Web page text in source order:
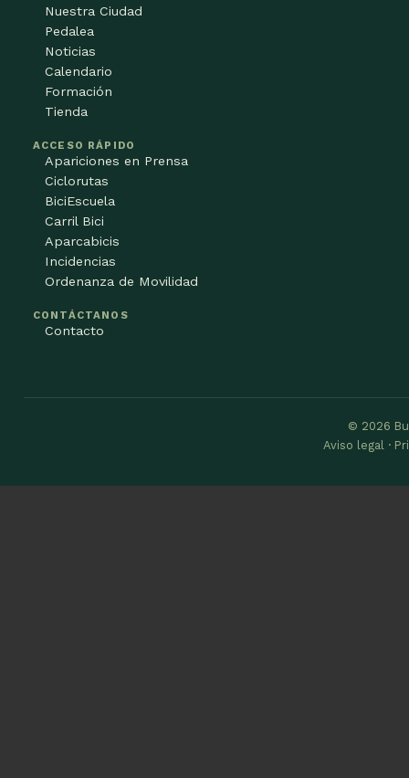
Nuestra Ciudad
Pedalea
Noticias
Calendario
Formación
Tienda
ACCESO RÁPIDO
Apariciones en Prensa
Ciclorutas
BiciEscuela
Carril Bici
Aparcabicis
Incidencias
Ordenanza de Movilidad
CONTÁCTANOS
Contacto
© 2026
Aviso legal ·